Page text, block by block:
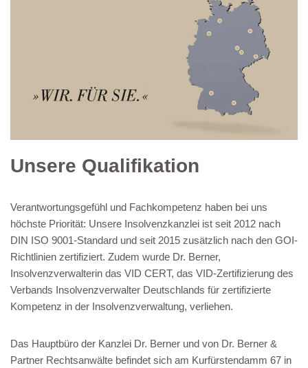
Unsere Qualifikation
Verantwortungsgefühl und Fachkompetenz haben bei uns
höchste Priorität: Unsere Insolvenzkanzlei ist seit 2012 nach
DIN ISO 9001-Standard und seit 2015 zusätzlich nach den GOI-
Richtlinien zertifiziert. Zudem wurde Dr. Berner,
Insolvenzverwalterin das VID CERT, das VID-Zertifizierung des
Verbands Insolvenzverwalter Deutschlands für zertifizierte
Kompetenz in der Insolvenzverwaltung, verliehen.
Das Hauptbüro der Kanzlei Dr. Berner und von Dr. Berner &
Partner Rechtsanwälte befindet sich am Kurfürstendamm 67 in